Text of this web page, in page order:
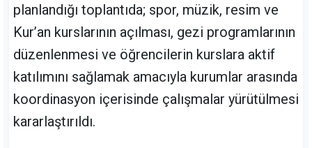
planlandığı toplantıda; spor, müzik, resim ve
Kur’an kurslarının açılması, gezi programlarının
düzenlenmesi ve öğrencilerin kurslara aktif
katılımını sağlamak amacıyla kurumlar arasında
koordinasyon içerisinde çalışmalar yürütülmesi
kararlaştırıldı.